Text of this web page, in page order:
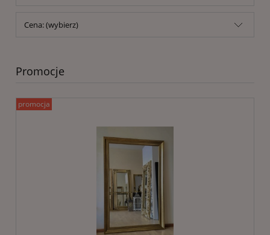
Cena: (wybierz)
Promocje
promocja